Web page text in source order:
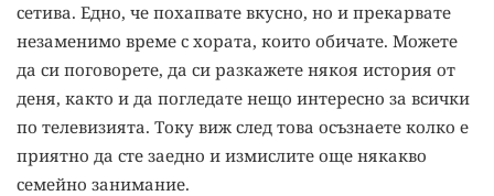
сетива. Едно, че похапвате вкусно, но и прекарвате
незаменимо време с хората, които обичате. Можете
да си поговорете, да си разкажете някоя история от
деня, както и да погледате нещо интересно за всички
по телевизията. Току виж след това осъзнаете колко е
приятно да сте заедно и измислите още някакво
семейно занимание.